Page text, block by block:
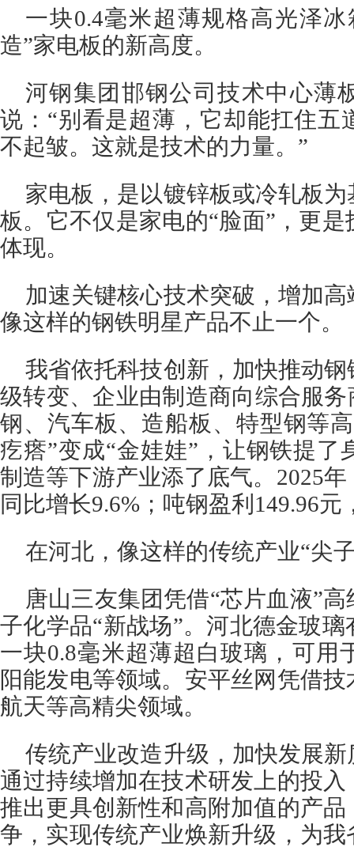
一块0.4毫米超薄规格高光泽
造”家电板的新高度。
河钢集团邯钢公司技术中心薄
说：“别看是超薄，它却能扛住五
不起皱。这就是技术的力量。”
家电板，是以镀锌板或冷轧板
板。它不仅是家电的“脸面”，更
体现。
加速关键核心技术突破，增加
像这样的钢铁明星产品不止一个。
我省依托科技创新，加快推动
级转变、企业由制造商向综合服
钢、汽车板、造船板、特型钢等
疙瘩”变成“金娃娃”，让钢铁提了
制造等下游产业添了底气。2025
同比增长9.6%；吨钢盈利149.96元
在河北，像这样的传统产业“尖
唐山三友集团凭借“芯片血液”
子化学品“新战场”。河北德金玻
一块0.8毫米超薄超白玻璃，可用
阳能发电等领域。安平丝网凭借
航天等高精尖领域。
传统产业改造升级，加快发展
通过持续增加在技术研发上的投
推出更具创新性和高附加值的产
争，实现传统产业焕新升级，为